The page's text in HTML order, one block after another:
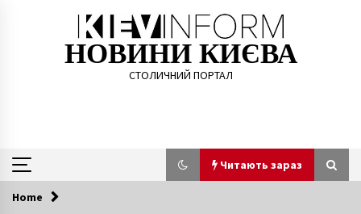
НОВИНИ КИЄВА
СТОЛИЧНИЙ ПОРТАЛ
Читають зараз
Читають зараз
Home